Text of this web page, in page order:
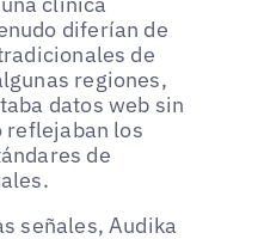
diferían de
de
regiones,
datos web sin
reflejaban los
de
señales, Audika